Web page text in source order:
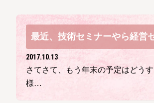
最近、技術セミナーやら経営
2017.10.13
さてさて、もう年末の予定はどう
様…